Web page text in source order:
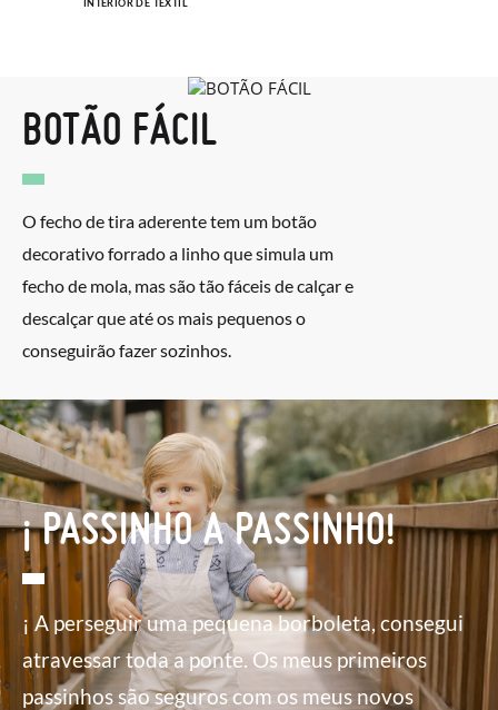
INTERIOR DE TÊXTIL
BOTÃO FÁCIL
O fecho de tira aderente tem um botão
decorativo forrado a linho que simula um
fecho de mola, mas são tão fáceis de calçar e
descalçar que até os mais pequenos o
conseguirão fazer sozinhos.
¡ PASSINHO A PASSINHO!
¡ A perseguir uma pequena borboleta, consegui
atravessar toda a ponte. Os meus primeiros
passinhos são seguros com os meus novos